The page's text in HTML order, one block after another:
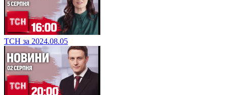
ТСН за 2024.08.05